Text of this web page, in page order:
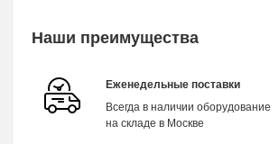
Наши преимущества
Еженедельные поставки
Всегда в наличии оборудование
на складе в Москве